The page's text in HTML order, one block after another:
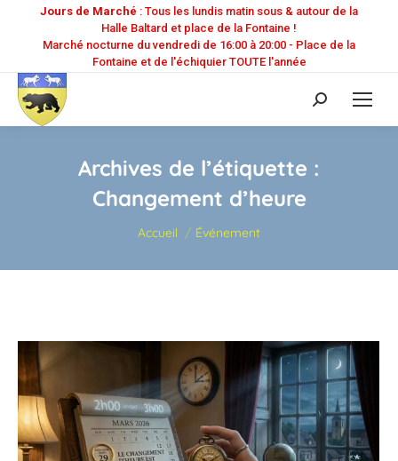
Jours de Marché : Tous les lundis matin sous & autour de la
Halle Baltard et place de la Fontaine !
Marché nocturne du vendredi de 16:00 à 20:00 - Place de la
Fontaine et de l'échiquier TOUTE l'année
Recherche
:
Archives de l’étiquette :
Changement d’heure
Vous êtes ici :
Accueil Événement